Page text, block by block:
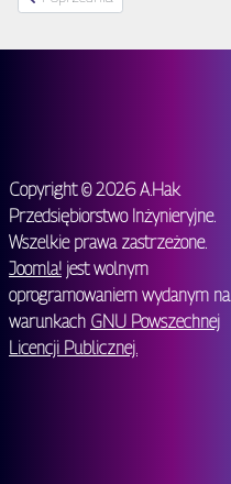
Copyright © 2026 A.Hak
Przedsiębiorstwo Inżynieryjne.
Wszelkie prawa zastrzeżone.
Joomla! jest wolnym
oprogramowaniem wydanym na
warunkach GNU Powszechnej
Licencji Publicznej.